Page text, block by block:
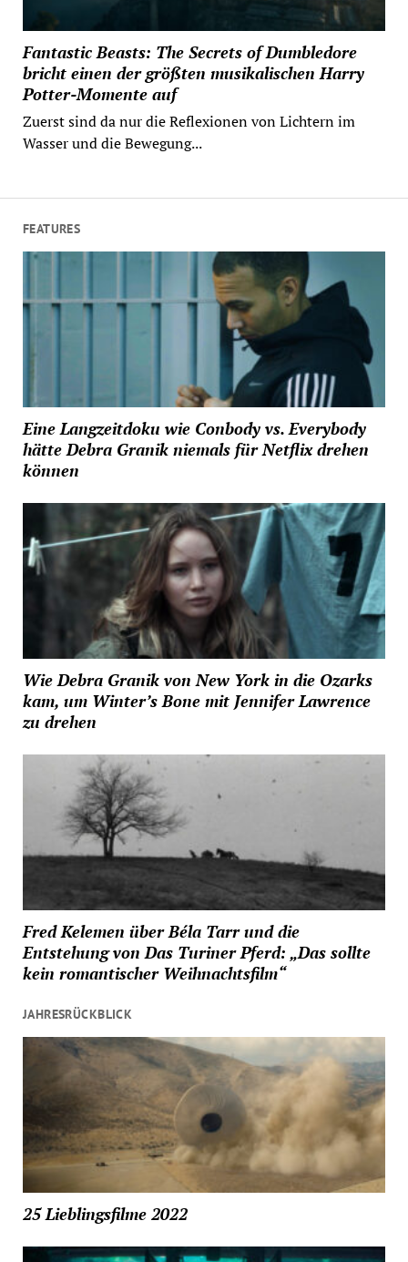
Fantastic Beasts: The Secrets of Dumbledore
bricht einen der größten musikalischen Harry
Potter-Momente auf
Zuerst sind da nur die Reflexionen von Lichtern im
Wasser und die Bewegung...
FEATURES
Eine Langzeitdoku wie Conbody vs. Everybody
hätte Debra Granik niemals für Netflix drehen
können
Wie Debra Granik von New York in die Ozarks
kam, um Winter’s Bone mit Jennifer Lawrence
zu drehen
Fred Kelemen über Béla Tarr und die
Entstehung von Das Turiner Pferd: „Das sollte
kein romantischer Weihnachtsfilm“
JAHRESRÜCKBLICK
25 Lieblingsfilme 2022